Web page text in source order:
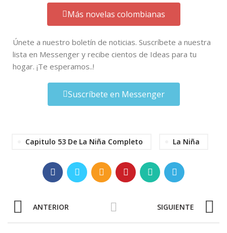
Más novelas colombianas
Únete a nuestro boletín de noticias. Suscríbete a nuestra
lista en Messenger y recibe cientos de Ideas para tu
hogar. ¡Te esperamos..!
Suscríbete en Messenger
Capitulo 53 De La Niña Completo La Niña
ANTERIOR SIGUIENTE